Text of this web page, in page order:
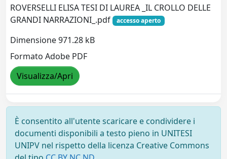
ROVERSELLI ELISA TESI DI LAUREA _IL CROLLO DELLE
GRANDI NARRAZIONI_.pdf
accesso aperto
Dimensione 971.28 kB
Formato Adobe PDF
Visualizza/Apri
È consentito all'utente scaricare e condividere i
documenti disponibili a testo pieno in UNITESI
UNIPV nel rispetto della licenza Creative Commons